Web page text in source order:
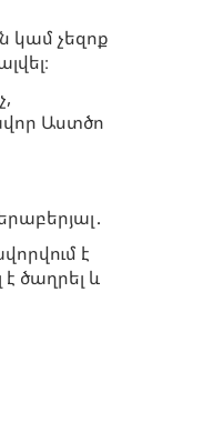
կամ չեզոք
Աստծո
է
ծաղրել և